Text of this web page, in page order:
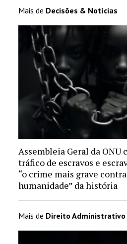
Mais de Decisões & Notícias
Assembleia Geral da ONU
tráfico de escravos e
“o crime mais grave
humanidade” da história
Mais de Direito Administrativo